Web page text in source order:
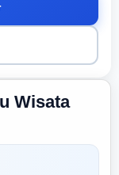
Wisata